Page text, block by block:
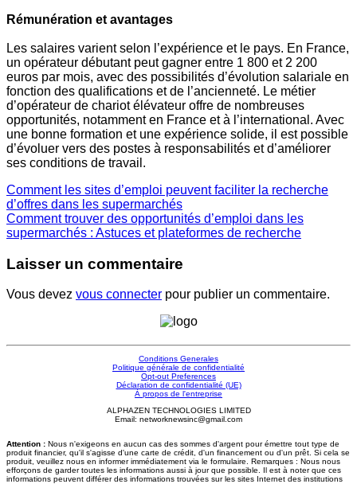
Rémunération et avantages
Les salaires varient selon l’expérience et le pays. En France,
un opérateur débutant peut gagner entre 1 800 et 2 200
euros par mois, avec des possibilités d’évolution salariale en
fonction des qualifications et de l’ancienneté. Le métier
d’opérateur de chariot élévateur offre de nombreuses
opportunités, notamment en France et à l’international. Avec
une bonne formation et une expérience solide, il est possible
d’évoluer vers des postes à responsabilités et d’améliorer
ses conditions de travail.
Comment les sites d’emploi peuvent faciliter la recherche
d’offres dans les supermarchés
Comment trouver des opportunités d’emploi dans les
supermarchés : Astuces et plateformes de recherche
Laisser un commentaire
Vous devez vous connecter pour publier un commentaire.
Conditions Generales
Politique générale de confidentialité
Opt-out Preferences
Déclaration de confidentialité (UE)
À propos de l'entreprise
ALPHAZEN TECHNOLOGIES LIMITED
Email: networknewsinc@gmail.com
Attention : Nous n'exigeons en aucun cas des sommes d'argent pour émettre tout type de
produit financier, qu'il s'agisse d'une carte de crédit, d'un financement ou d'un prêt. Si cela se
produit, veuillez nous en informer immédiatement via le formulaire. Remarques : Nous nous
efforçons de garder toutes les informations aussi à jour que possible. Il est à noter que ces
informations peuvent différer des informations trouvées sur les sites Internet des institutions